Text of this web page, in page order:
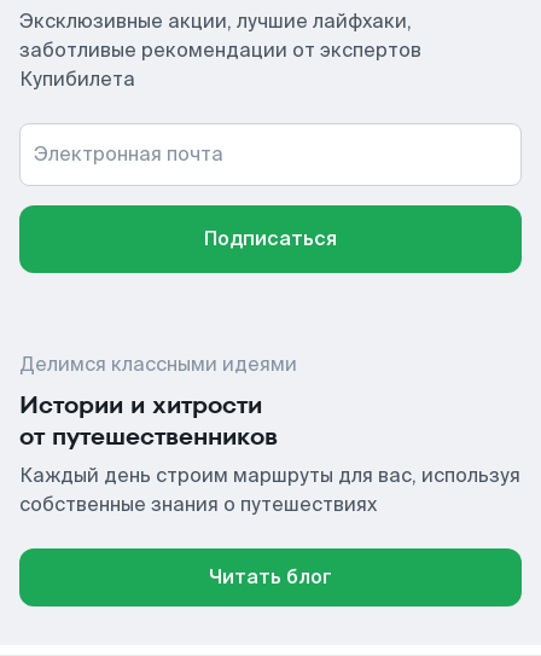
Эксклюзивные акции, лучшие лайфхаки,
заботливые рекомендации от экспертов
Купибилета
Электронная почта
Подписаться
Делимся классными идеями
Истории и хитрости
от путешественников
Каждый день строим маршруты для вас, используя
собственные знания о путешествиях
Читать блог